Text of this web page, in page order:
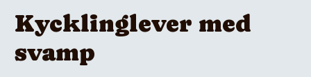
Kycklinglever med
svamp